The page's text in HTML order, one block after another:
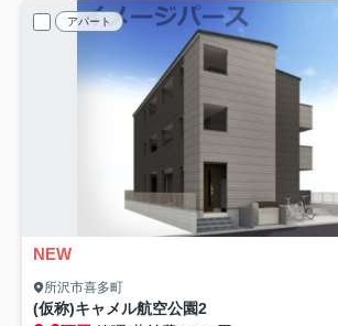
アパート
NEW
所沢市喜多町
(仮称)キャメル航空公園2